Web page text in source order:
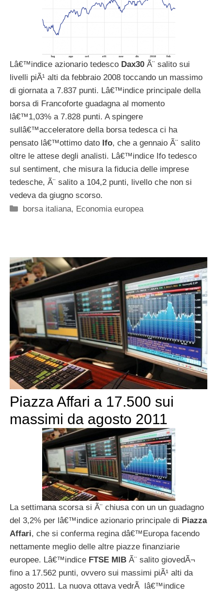
Lâ€™indice azionario tedesco Dax30 Ã¨ salito sui
livelli piÃ¹ alti da febbraio 2008 toccando un massimo
di giornata a 7.837 punti. Lâ€™indice principale della
borsa di Francoforte guadagna al momento
lâ€™1,03% a 7.828 punti. A spingere
sullâ€™acceleratore della borsa tedesca ci ha
pensato lâ€™ottimo dato Ifo, che a gennaio Ã¨ salito
oltre le attese degli analisti. Lâ€™indice Ifo tedesco
sul sentiment, che misura la fiducia delle imprese
tedesche, Ã¨ salito a 104,2 punti, livello che non si
vedeva da giugno scorso.
Categorie
borsa italiana, Economia europea
Piazza Affari a 17.500 sui
massimi da agosto 2011
La settimana scorsa si Ã¨ chiusa con un un guadagno
del 3,2% per lâ€™indice azionario principale di Piazza
Affari, che si conferma regina dâ€™Europa facendo
nettamente meglio delle altre piazze finanziarie
europee. Lâ€™indice FTSE MIB Ã¨ salito giovedÃ¬
fino a 17.562 punti, ovvero sui massimi piÃ¹ alti da
agosto 2011. La nuova ottava vedrÃ lâ€™indice